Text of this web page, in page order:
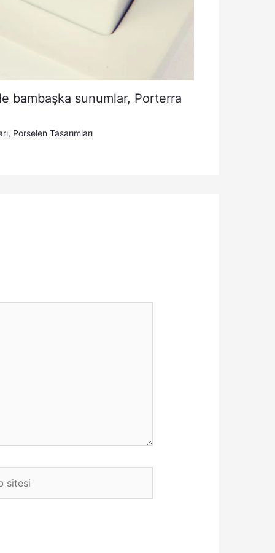
bambaşka sunumlar, Porterra
, Porselen Tasarımları